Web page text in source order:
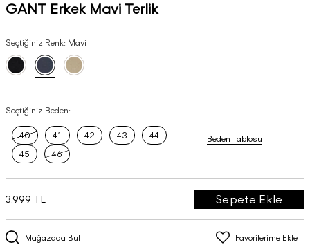
GANT Erkek Mavi Terlik
Seçtiğiniz Renk: Mavi
Seçtiğiniz Beden:
40 41 42 43
44
45
46
Beden Tablosu
Mağazada Bul Favorilerime Ekle
3.999 TL Sepete Ekle